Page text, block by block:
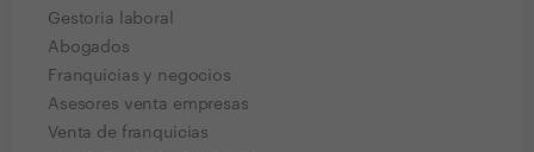
Gestoria laboral
Abogados
Franquicias y negocios
Asesores venta empresas
Venta de franquicias